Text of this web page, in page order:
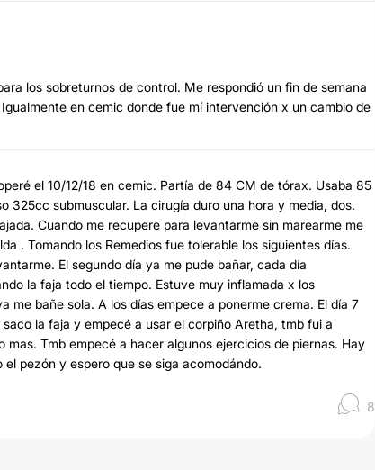
los sobreturnos de control. Me respondió un fin de semana
en cemic donde fue mí intervención x un cambio de
el 10/12/18 en cemic. Partía de 84 CM de tórax. Usaba 85
325cc submuscular. La cirugía duro una hora y media, dos.
Cuando me recupere para levantarme sin marearme me
. Tomando los Remedios fue tolerable los siguientes días.
El segundo día ya me pude bañar, cada día
la faja todo el tiempo. Estuve muy inflamada x los
me bañe sola. A los días empece a ponerme crema. El día 7
la faja y empecé a usar el corpiño Aretha, tmb fui a
Tmb empecé a hacer algunos ejercicios de piernas. Hay
pezón y espero que se siga acomodándo.
8